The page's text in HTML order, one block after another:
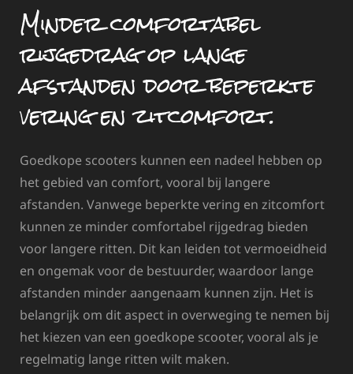
Minder comfortabel
rijgedrag op lange
afstanden door beperkte
vering en zitcomfort.
Goedkope scooters kunnen een nadeel hebben op
het gebied van comfort, vooral bij langere
afstanden. Vanwege beperkte vering en zitcomfort
kunnen ze minder comfortabel rijgedrag bieden
voor langere ritten. Dit kan leiden tot vermoeidheid
en ongemak voor de bestuurder, waardoor lange
afstanden minder aangenaam kunnen zijn. Het is
belangrijk om dit aspect in overweging te nemen bij
het kiezen van een goedkope scooter, vooral als je
regelmatig lange ritten wilt maken.